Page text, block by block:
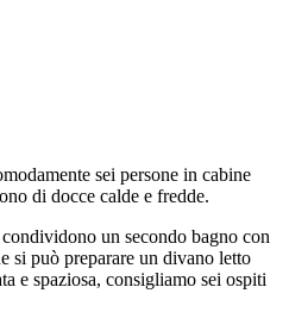
sei persone in cabine
di docce calde e fredde.
un secondo bagno con
si può preparare un divano letto
e spaziosa, consigliamo sei ospiti